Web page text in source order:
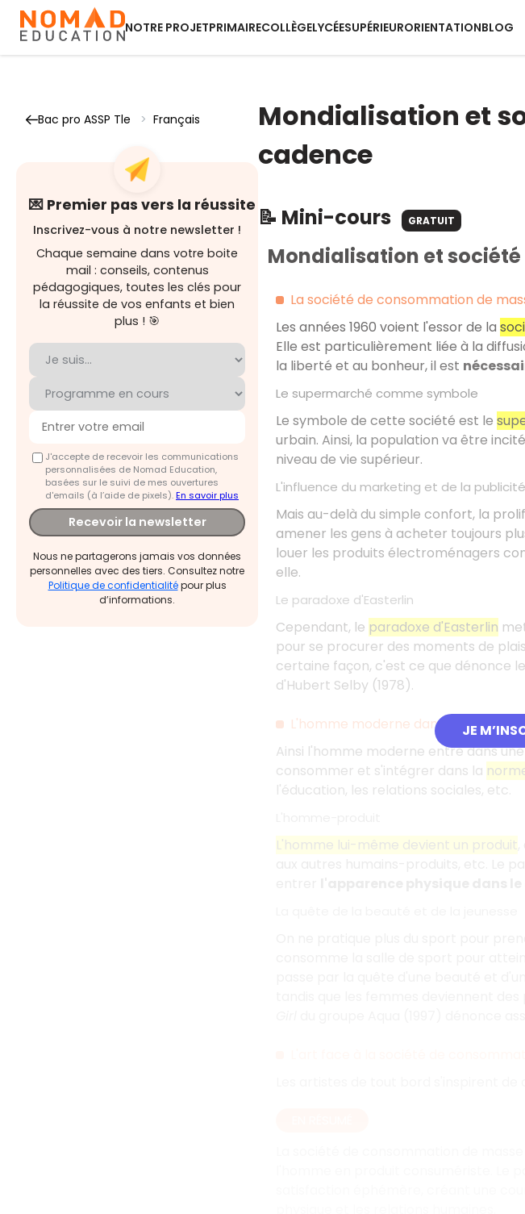
NOTRE PROJETPRIMAIRECOLLÈGELYCÉESUPÉRIEURORIENTATIONBLOG
Bac pro ASSP Tle > Français
💌 Premier pas vers la réussite
Inscrivez-vous à notre newsletter !
Chaque semaine dans votre boite
mail : conseils, contenus
pédagogiques, toutes les clés pour
la réussite de vos enfants et bien
plus ! 🎯
J'accepte de recevoir les communications
personnalisées de Nomad Education,
basées sur le suivi de mes ouvertures
d'emails (à l’aide de pixels).En savoir plus
Recevoir la newsletter
Nous ne partagerons jamais vos données
personnelles avec des tiers. Consultez notre
Politique de confidentialitépour plus
d’informations.
Mondialisation et
cadence
📝 Mini-cours GRATUIT
JE
Mondialisation et
La société de consommation de
Les années 1960 voient l'essor de la
Elle est particulièrement liée à la
la liberté et au bonheur, il est
Le supermarché comme symbole
Le symbole de cette société est le
urbain. Ainsi, la population va être
niveau de vie supérieur.
L'influence du marketing et de la publicité
Mais au-delà du simple confort, la
amener les gens à acheter toujours
louer les produits électroménagers
elle.
Le paradoxe d'Easterlin
Cependant, le paradoxe d'Easterlin
pour se procurer des moments de
certaine façon, c'est ce que dénonce le
d'Hubert Selby (1978).
L'homme moderne dans la société
Ainsi l'homme moderne entre dans
consommer et s'intégrer dans la
l'éducation, les relations sociales, etc.
L'homme lui-même devient un produit